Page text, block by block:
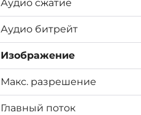
Аудио сжатие
Аудио битрейт
Изображение
Макс. разрешение
Главный поток